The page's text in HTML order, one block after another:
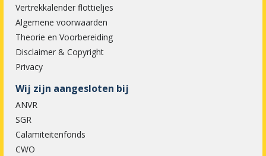
Vertrekkalender flottieljes
Algemene voorwaarden
Theorie en Voorbereiding
Disclaimer & Copyright
Privacy
Wij zijn aangesloten bij
ANVR
SGR
Calamiteitenfonds
CWO